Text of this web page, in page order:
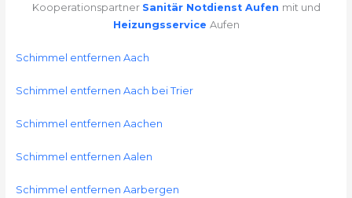
Kooperationspartner Sanitär Notdienst Aufen mit und
Heizungsservice Aufen
Schimmel entfernen Aach
Schimmel entfernen Aach bei Trier
Schimmel entfernen Aachen
Schimmel entfernen Aalen
Schimmel entfernen Aarbergen